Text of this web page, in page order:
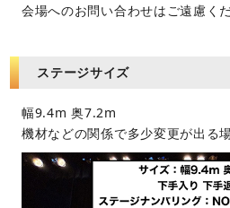
会場へのお問い合わせはご遠慮くだ
ステージサイズ
幅9.4m 奥7.2m
機材などの関係で多少変更が出る